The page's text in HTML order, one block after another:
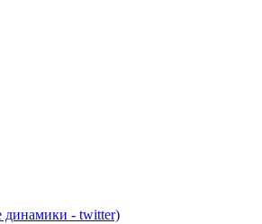
динамики - twitter)